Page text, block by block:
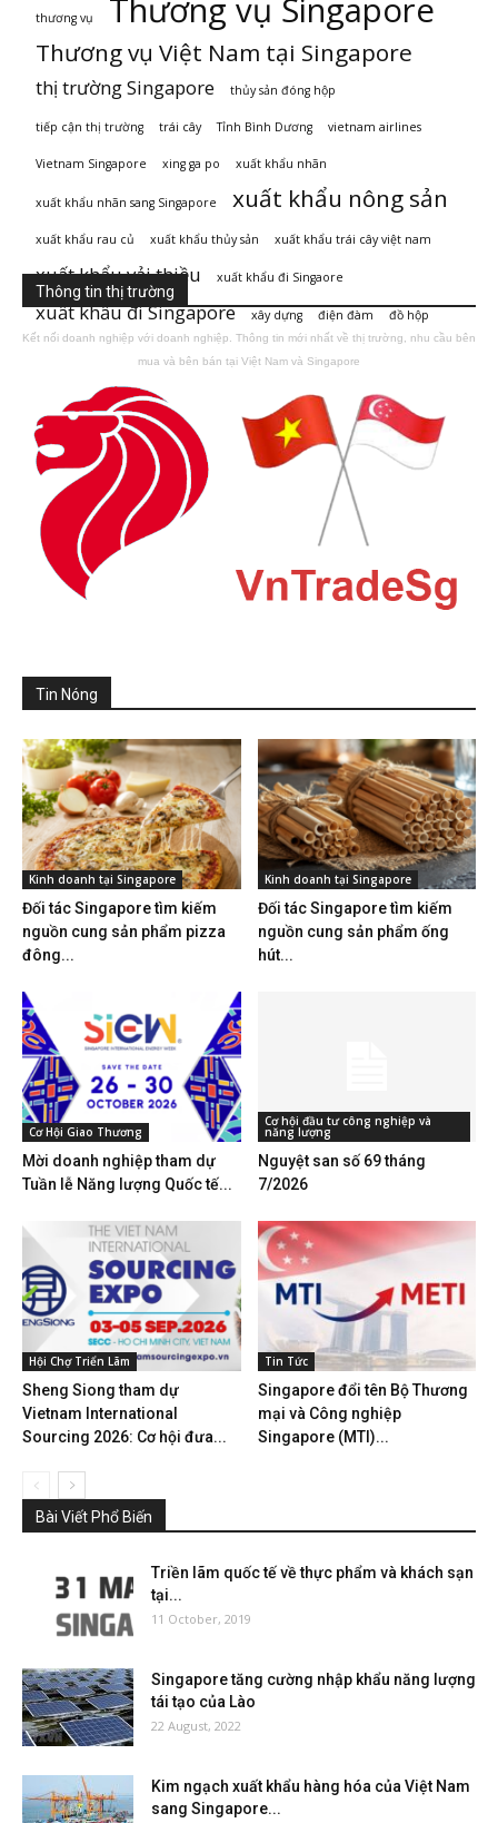
thương vụ Thương vụ Singapore
Thương vụ Việt Nam tại Singapore
thị trường Singapore thủy sản đóng hộp
tiếp cận thị trường trái cây Tỉnh Bình Dương vietnam airlines
Vietnam Singapore xing ga po xuất khẩu nhãn
xuất khẩu nhãn sang Singapore xuất khẩu nông sản
xuất khẩu rau củ xuất khẩu thủy sản xuất khẩu trái cây việt nam
xuất khẩu vải thiều xuất khẩu đi Singaore
xuất khẩu đi Singapore xây dựng điện đàm đồ hộp
Thông tin thị trường
Kết nối doanh nghiệp với doanh nghiệp. Thông tin mới nhất về thị trường, nhu cầu bên
mua và bên bán tại Việt Nam và Singapore
Tin Nóng
Kinh doanh tại Singapore
Đối tác Singapore tìm kiếm
nguồn cung sản phẩm pizza
đông...
Kinh doanh tại Singapore
Đối tác Singapore tìm kiếm
nguồn cung sản phẩm ống
hút...
Cơ Hội Giao Thương
Mời doanh nghiệp tham dự
Tuần lễ Năng lượng Quốc tế...
Cơ hội đầu tư công nghiệp và
năng lượng
Nguyệt san số 69 tháng
7/2026
Hội Chợ Triển Lãm
Sheng Siong tham dự
Vietnam International
Sourcing 2026: Cơ hội đưa...
Tin Tức
Singapore đổi tên Bộ Thương
mại và Công nghiệp
Singapore (MTI)...
Bài Viết Phổ Biến
Triền lãm quốc tế về thực phẩm và khách sạn
tại...
11 October, 2019
Singapore tăng cường nhập khẩu năng lượng
tái tạo của Lào
22 August, 2022
Kim ngạch xuất khẩu hàng hóa của Việt Nam
sang Singapore...